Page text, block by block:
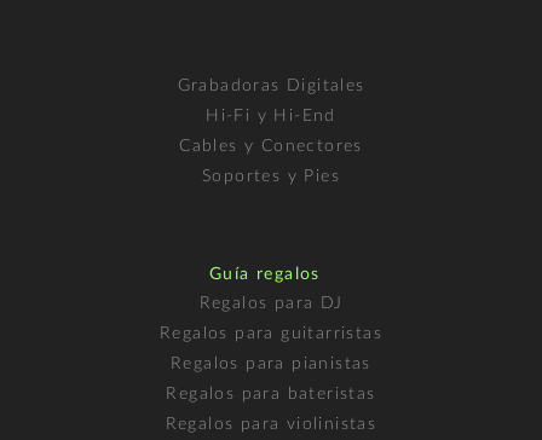
Grabadoras Digitales
Hi-Fi y Hi-End
Cables y Conectores
Soportes y Pies
Guía regalos
Regalos para DJ
Regalos para guitarristas
Regalos para pianistas
Regalos para bateristas
Regalos para violinistas